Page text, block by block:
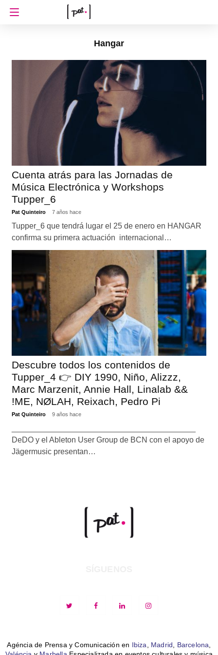
Hangar
Cuenta atrás para las Jornadas de
Música Electrónica y Workshops
Tupper_6
Pat Quinteiro 7 años hace
Tupper_6 que tendrá lugar el 25 de enero en HANGAR
confirma su primera actuación internacional…
Descubre todos los contenidos de
Tupper_4 👉 DIY 1990, Niño, Alizzz,
Marc Marzenit, Annie Hall, Linalab &&
!ME, NØLAH, Reixach, Pedro Pi
Pat Quinteiro 9 años hace
DeDO y el Ableton User Group de BCN con el apoyo de
Jägermusic presentan…
Agéncia de Prensa y Comunicación en Ibiza Madrid Barcelona